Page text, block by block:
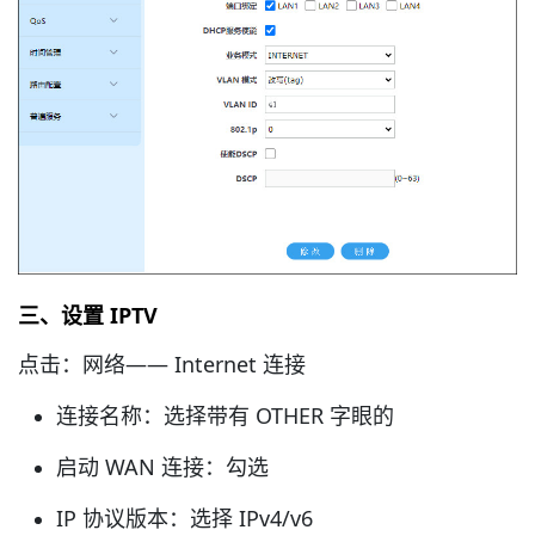
三、设置 IPTV
点击：网络—— Internet 连接
连接名称：选择带有 OTHER 字眼的
启动 WAN 连接：勾选
IP 协议版本：选择 IPv4/v6